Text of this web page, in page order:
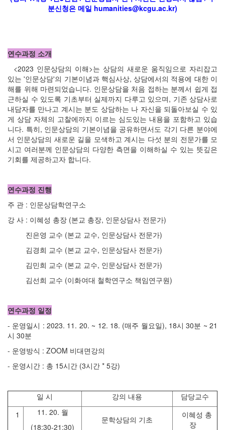
분신청은 메일 humanities@kcgu.ac.kr)
연수과정 소개
<2023 인문상담의 이해>는 상담의 새로운 움직임으로 자리잡고
있는 '인문상담'의 기본이념과 핵심사상, 상담에서의 적용에 대한 이
해를 위해 마련되었습니다. 인문상담을 처음 접하는 분께서 쉽게 접
근하실 수 있도록 기초부터 실제까지 다루고 있으며, 기존 상담사로
내담자를 만나고 계시는 분도 상담하는 나 자신을 되돌아보실 수 있
게 상담 자체의 고찰에까지 이르는 심도있는 내용을 포함하고 있습
니다. 특히, 인문상담의 기본이념을 공유하면서도 각기 다른 분야에
서 인문상담의 새로운 길을 모색하고 계시는 다섯 분의 전문가를 모
시고 여러분께 인문상담의 다양한 측면을 이해하실 수 있는 뜻깊은
기회를 제공하고자 합니다.
연수과정 진행
주 관 : 인문상담학연구소
강 사 : 이혜성 총장 (본교 총장, 인문상담사 전문가)
진은영 교수 (본교 교수, 인문상담사 전문가)
김경희 교수 (본교 교수, 인문상담사 전문가)
김민희 교수 (본교 교수, 인문상담사 전문가)
김선희 교수 (이화여대 철학연구소 책임연구원)
연수과정 일정
- 운영일시 : 2023. 11. 20. ~ 12. 18. (매주 월요일), 18시 30분 ~ 21
시 30분
- 운영방식 : ZOOM 비대면강의
- 운영시간 : 총 15시간 (3시간 * 5강)
일 시 강의 내용
담당교수
1
11. 20. 월
(18:30-21:30)
문학상담의 기초
이혜성 총
장